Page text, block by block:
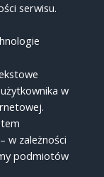
serwisu.
w
w zależności
podmiotów